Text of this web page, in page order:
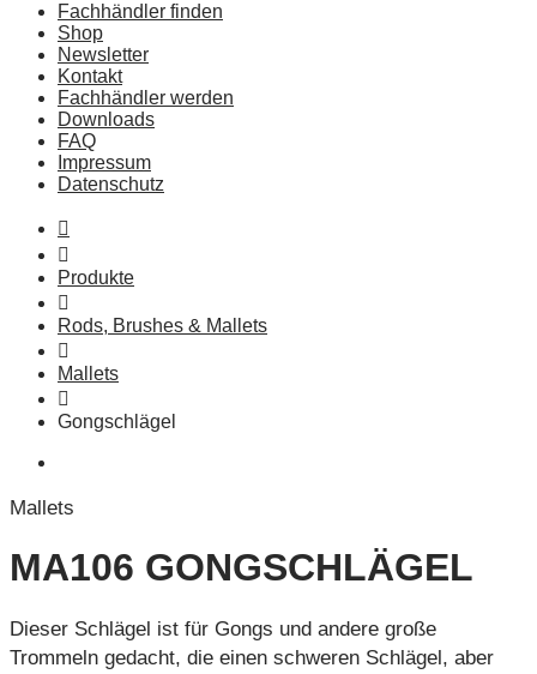
Fachhändler finden
Shop
Newsletter
Kontakt
Fachhändler werden
Downloads
FAQ
Impressum
Datenschutz
Produkte
Rods, Brushes & Mallets
Mallets
Gongschlägel
Mallets
MA106 GONGSCHLÄGEL
Dieser Schlägel ist für Gongs und andere große
Trommeln gedacht, die einen schweren Schlägel, aber